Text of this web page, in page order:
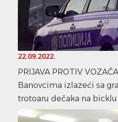
22.09.2022.
PRIJAVA PROTIV
Banovcima izlazeći sa
trotoaru dečaka na bicklu